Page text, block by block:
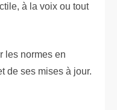
à la voix ou tout
les normes en
de ses mises à jour.